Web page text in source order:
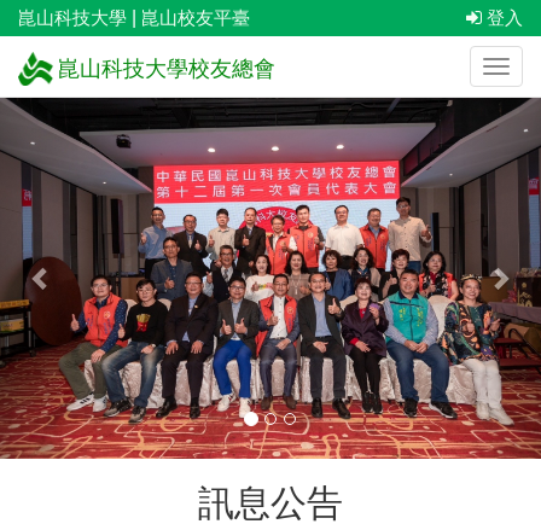
崑山科技大學 崑山校友平臺 登入
崑山科技大學校友總會
上
張
下
一
訊息公告